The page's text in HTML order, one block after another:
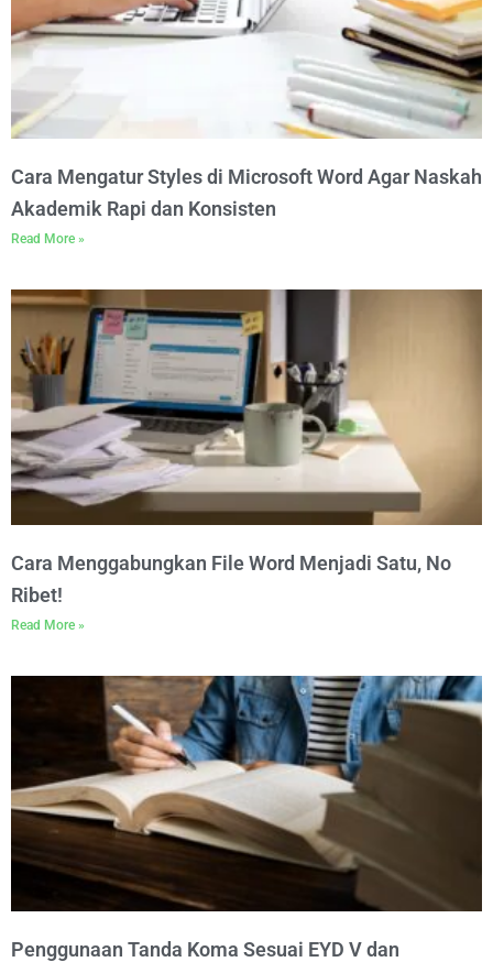
Cara Mengatur Styles di Microsoft Word Agar Naskah
Akademik Rapi dan Konsisten
Read More »
Cara Menggabungkan File Word Menjadi Satu, No
Ribet!
Read More »
Penggunaan Tanda Koma Sesuai EYD V dan